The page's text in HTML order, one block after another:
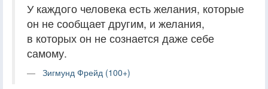
У каждого человека есть желания, которые
он не сообщает другим, и желания,
в которых он не сознается даже себе
самому.
Зигмунд Фрейд (100+)